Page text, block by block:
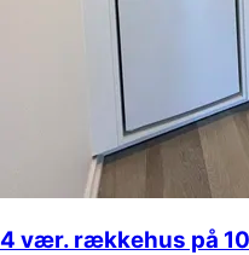
4 vær. rækkehus på